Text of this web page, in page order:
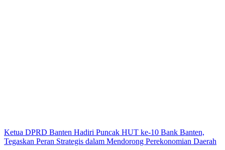
Ketua DPRD Banten Hadiri Puncak HUT ke-10 Bank Banten,
Tegaskan Peran Strategis dalam Mendorong Perekonomian Daerah